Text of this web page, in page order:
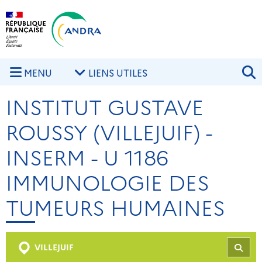
Aller au contenu principal
MENU LIENS UTILES
INSTITUT GUSTAVE
ROUSSY (VILLEJUIF) -
INSERM - U 1186
IMMUNOLOGIE DES
TUMEURS HUMAINES
VILLEJUIF